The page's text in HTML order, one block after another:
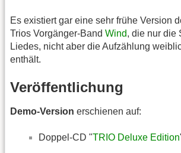
Es existiert gar eine sehr frühe Version
Trios Vorgänger-Band Wind, die nur die
Liedes, nicht aber die Aufzählung
enthält.
Veröffentlichung
Demo-Version erschienen auf:
Doppel-CD "TRIO Deluxe Edition